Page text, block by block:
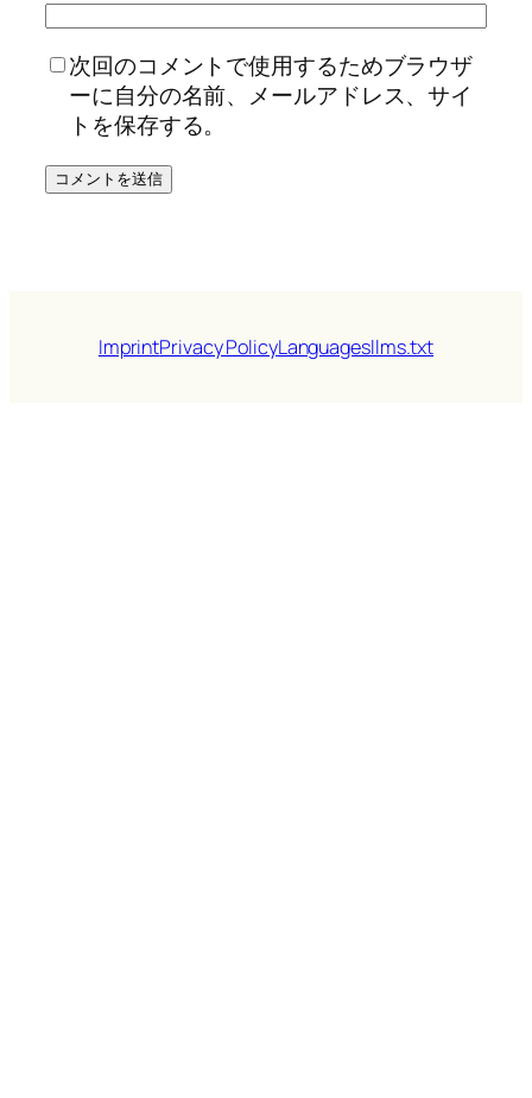
次回のコメントで使用するためブラウザ
ーに自分の名前、メールアドレス、サイ
トを保存する。
ImprintPrivacy PolicyLanguagesllms.txt